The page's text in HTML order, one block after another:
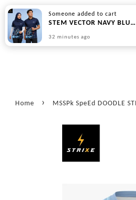
Home › MSSPk SpeEd DOODLE
Someone added to cart
STEM VECTOR NAVY BLUE SERIES - PREORDER
32 minutes ago